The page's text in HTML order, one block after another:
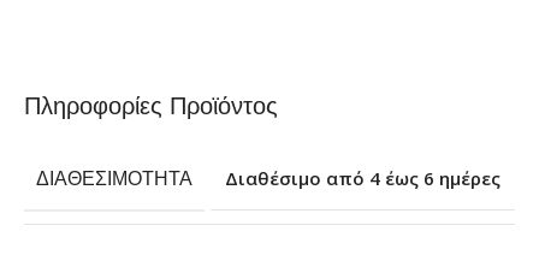
Πληροφορίες Προϊόντος
ΔΙΑΘΕΣΙΜΌΤΗΤΑ Διαθέσιμο από 4 έως 6 ημέρες